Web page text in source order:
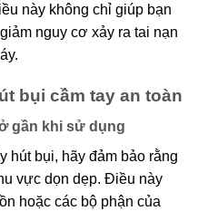
này không chỉ giúp bạn
nguy cơ xảy ra tai nạn
bụi cầm tay an toàn
gần khi sử dụng
hút bụi, hãy đảm bảo rằng
vực dọn dẹp. Điều này
hoặc các bộ phận của